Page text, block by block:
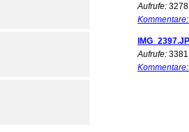
Aufrufe: 3278
Kommentare:
Aufrufe: 3381
Kommentare: